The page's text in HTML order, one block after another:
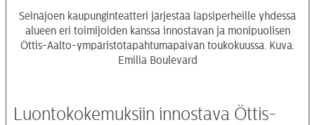
Seinäjoen kaupunginteatteri järjestää lapsiperheille yhdessä
alueen eri toimijoiden kanssa innostavan ja monipuolisen
Öttis-Aalto-ympäristötapahtumapäivän toukokuussa. Kuva:
Emilia Boulevard
Luontokokemuksiin innostava Öttis-